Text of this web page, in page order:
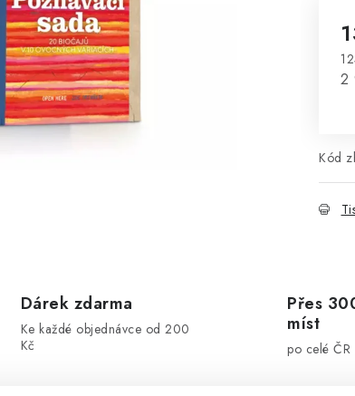
2
Kód
Dárek zdarma
Ke každé objednávce od 200
Kč
Přes
míst
po celé ČR